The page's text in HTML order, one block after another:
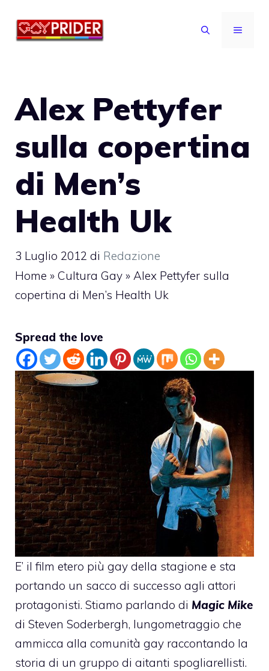
MENU
Alex Pettyfer
sulla copertina
di Men’s
Health Uk
3 Luglio 2012 di Redazione
Home » Cultura Gay » Alex Pettyfer sulla
copertina di Men’s Health Uk
Spread the love
E’ il film etero più gay della stagione e sta
portando un sacco di successo agli attori
protagonisti. Stiamo parlando di Magic Mike
di Steven Soderbergh, lungometraggio che
ammicca alla comunità gay raccontando la
storia di un gruppo di aitanti spogliarellisti.